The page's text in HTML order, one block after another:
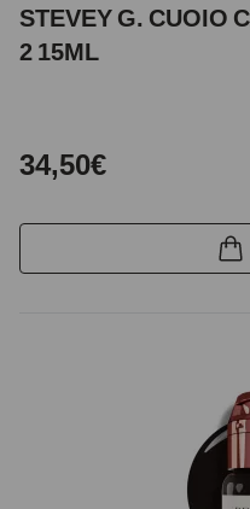
STEVEY G. CUOIO
2 15ML
34,50€